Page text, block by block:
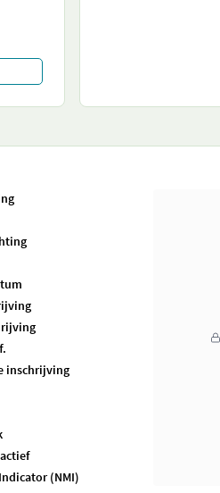
inschrijving
(NMI)